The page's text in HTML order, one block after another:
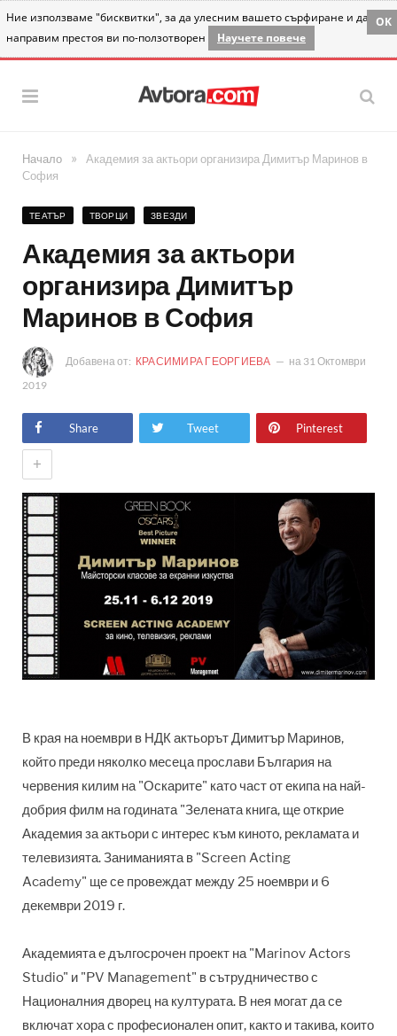
Ние използваме "бисквитки", за да улесним вашето сърфиране и да
направим престоя ви по-ползотворен
Научете повече
OK
Начало »
Академия за актьори организира Димитър Маринов в
София
ТЕАТЪР ТВОРЦИ ЗВЕЗДИ
Академия за актьори
организира Димитър
Маринов в София
Добавена от: КРАСИМИРА ГЕОРГИЕВА на 31 Октомври
2019
Share Tweet Pinterest
+
В края на ноември в НДК актьорът Димитър Маринов,
който преди няколко месеца прослави България на
червения килим на "Оскарите" като част от екипа на най-
добрия филм на годината "Зелената книга, ще открие
Академия за актьори с интерес към киното, рекламата и
телевизията. Заниманията в "Screen Acting
Academy" ще се провеждат между 25 ноември и 6
декември 2019 г.
Академията е дългосрочен проект на "Marinov Actors
Studio" и "PV Management" в сътрудничество с
Националния дворец на културата. В нея могат да се
включат хора с професионален опит, както и такива, които